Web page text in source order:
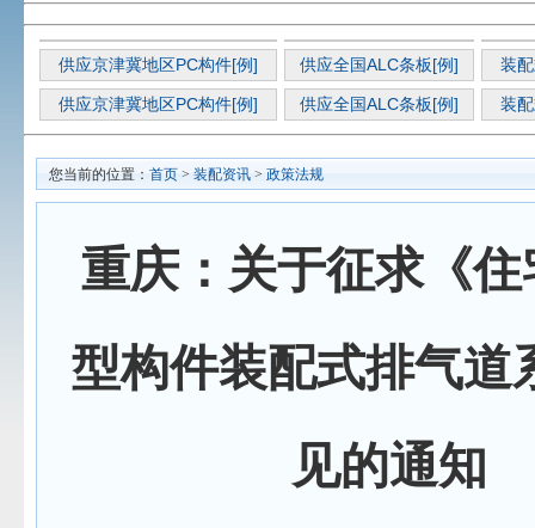
供应京津冀地区PC构件[例] 供应全国ALC条板[例] 装
供应京津冀地区PC构件[例] 供应全国ALC条板[例] 装
您当前的位置： 首页 > 装配资讯 > 政策法规
重庆：关于征求《
型构件装配式排气道
见的通知